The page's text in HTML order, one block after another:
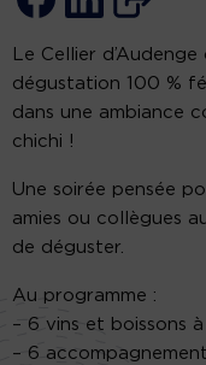
Le Cellier
dégustation 100 %
dans une ambiance
chichi !
Une soirée pensée
amies ou collègues
de déguster.
Au programme :
– 6 vins et boissons
– 6